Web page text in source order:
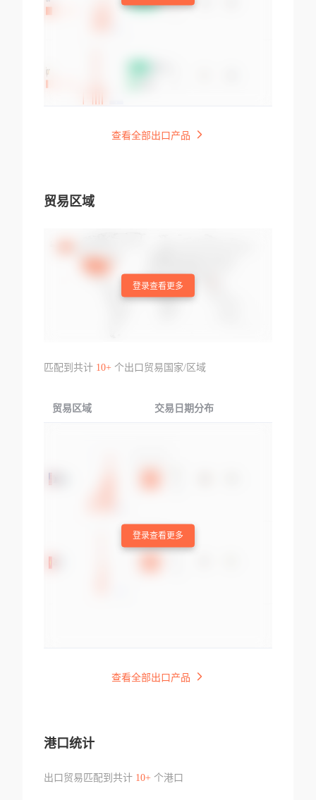
查看全部出口产品
贸易区域
登录查看更多
匹配到共计 10+个出口贸易国家/区域
贸易区域 交易日期分布
登录查看更多
查看全部出口产品
港口统计
出口贸易匹配到共计 10+个港口